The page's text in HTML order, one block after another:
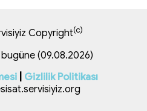
Copyright(c)
(09.08.2026)
Gizlilik Politikası